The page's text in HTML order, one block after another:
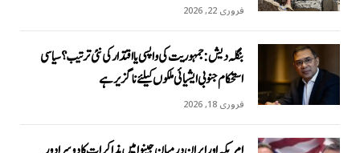
فروری 22, 2026
بنگلہ دیش: جمہوریت کی واپسی یا اقتدار کی نئی ترتیب؟ سیاسی
استحکام جنوبی ایشیائی ملکوں کیلئے ناگزیر ہے
فروری 18, 2026